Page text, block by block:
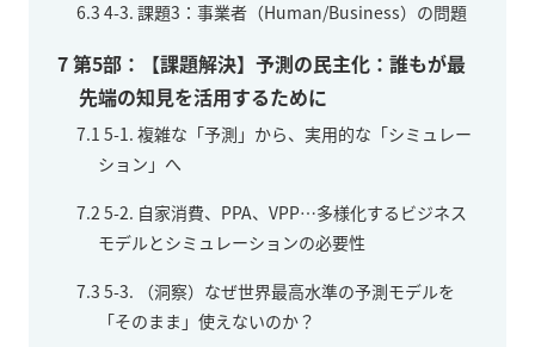
6.3 4-3. 課題3：事業者（Human/Business）の問題
7第5部：【課題解決】予測の民主化：誰もが最
先端の知見を活用するために
7.1 5-1. 複雑な「予測」から、実用的な「シミュレー
ション」へ
7.2 5-2. 自家消費、PPA、VPP…多様化するビジネス
モデルとシミュレーションの必要性
7.3 5-3. （洞察）なぜ世界最高水準の予測モデルを
「そのまま」使えないのか？